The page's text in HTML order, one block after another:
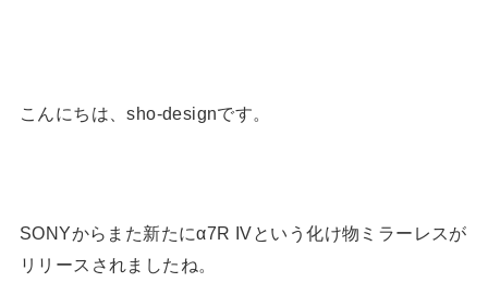
こんにちは、sho-designです。
SONYからまた新たにα7R IVという化け物ミラーレスが
リリースされましたね。